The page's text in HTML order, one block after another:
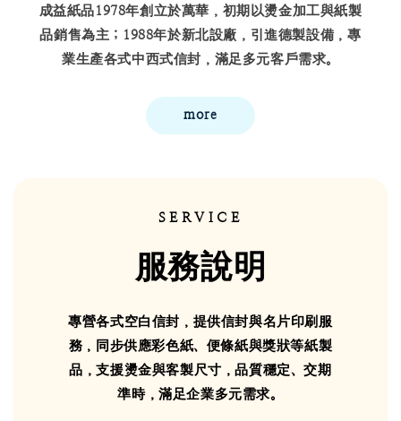
成益紙品1978年創立於萬華，初期以燙金加工與紙製
品銷售為主；1988年於新北設廠，引進德製設備，專
業生產各式中西式信封，滿足多元客戶需求。
more
SERVICE
服務說明
專營各式空白信封，提供信封與名片印刷服
務，同步供應彩色紙、便條紙與獎狀等紙製
品，支援燙金與客製尺寸，品質穩定、交期
準時，滿足企業多元需求。